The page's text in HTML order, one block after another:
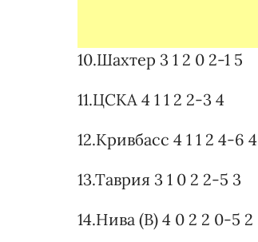
10.Шахтер 3 1 2 0 2-1 5
11.ЦСКА 4 1 1 2 2-3 4
12.Кривбасс 4 1 1 2 4-6 4
13.Таврия 3 1 0 2 2-5 3
14.Нива (В) 4 0 2 2 0-5 2